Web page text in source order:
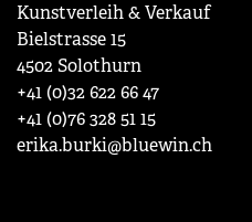
Kunstverleih & Verkauf
Bielstrasse 15
4502 Solothurn
+41 (0)32 622 66 47
+41 (0)76 328 51 15
erika.burki@bluewin.ch